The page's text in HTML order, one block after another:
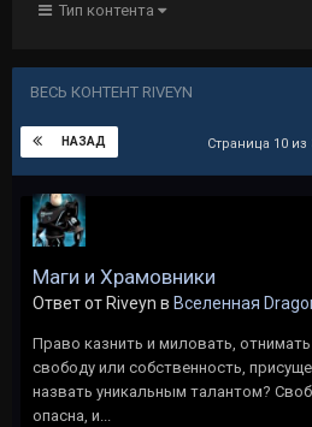
Тип контента
ВЕСЬ КОНТЕНТ RIVEYN
НАЗАД Страница 10 из
Маги и Храмовники
Ответ от Riveyn в Вселенная
Право казнить и миловать,
свободу или собственность,
назвать уникальным талантом?
опасна, и...